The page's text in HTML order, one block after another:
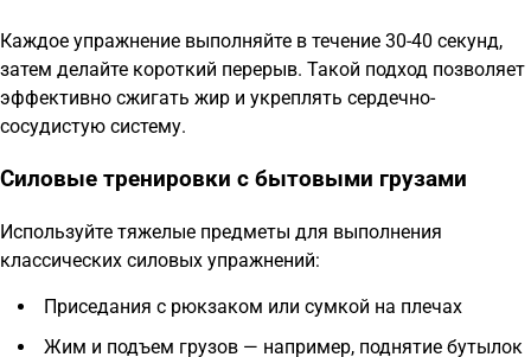
Каждое упражнение выполняйте в течение 30-40 секунд,
затем делайте короткий перерыв. Такой подход позволяет
эффективно сжигать жир и укреплять сердечно-
сосудистую систему.
Силовые тренировки с бытовыми грузами
Используйте тяжелые предметы для выполнения
классических силовых упражнений:
Приседания с рюкзаком или сумкой на плечах
Жим и подъем грузов — например, поднятие бутылок